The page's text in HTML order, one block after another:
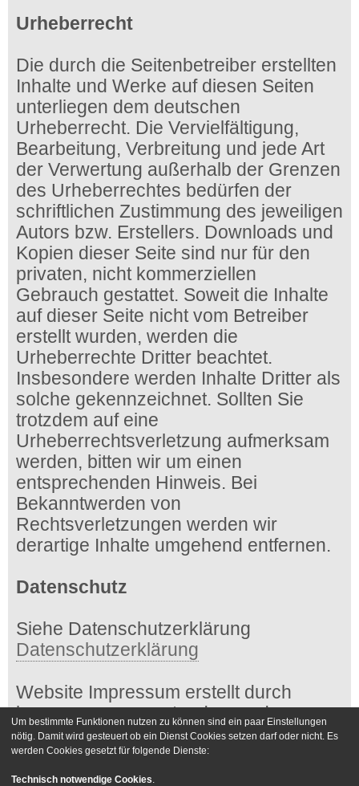
Urheberrecht
Die durch die Seitenbetreiber erstellten
Inhalte und Werke auf diesen Seiten
unterliegen dem deutschen
Urheberrecht. Die Vervielfältigung,
Bearbeitung, Verbreitung und jede Art
der Verwertung außerhalb der Grenzen
des Urheberrechtes bedürfen der
schriftlichen Zustimmung des jeweiligen
Autors bzw. Erstellers. Downloads und
Kopien dieser Seite sind nur für den
privaten, nicht kommerziellen
Gebrauch gestattet. Soweit die Inhalte
auf dieser Seite nicht vom Betreiber
erstellt wurden, werden die
Urheberrechte Dritter beachtet.
Insbesondere werden Inhalte Dritter als
solche gekennzeichnet. Sollten Sie
trotzdem auf eine
Urheberrechtsverletzung aufmerksam
werden, bitten wir um einen
entsprechenden Hinweis. Bei
Bekanntwerden von
Rechtsverletzungen werden wir
derartige Inhalte umgehend entfernen.
Datenschutz
Siehe Datenschutzerklärung
Datenschutzerklärung
Website Impressum erstellt durch
impressum-generator.de von der
Kanzlei Hasselbach
Foren-Übersicht Kontakt
Um bestimmte Funktionen nutzen zu können sind ein paar Einstellungen
nötig. Damit wird gesteuert ob ein Dienst Cookies setzen darf oder nicht. Es
werden Cookies gesetzt für folgende Dienste:
Technisch notwendige Cookies.